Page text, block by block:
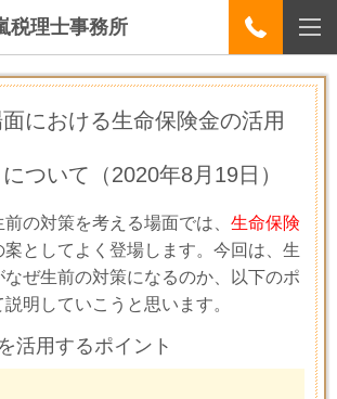
税理士事務所
における生命保険金の活用
ついて （2020年8月19日）
の対策を考える場面では、 生命保険
案としてよく登場します。今回は、生
ぜ生前の対策になるのか、以下のポ
明していこうと思います。
活用するポイント